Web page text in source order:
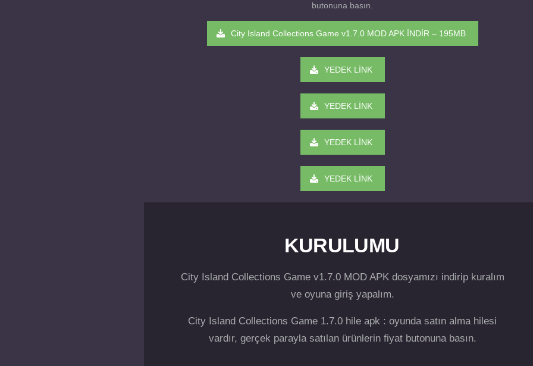
butonuna basın.
City Island Collections Game v1.7.0 MOD APK İNDİR – 195MB
YEDEK LİNK
YEDEK LİNK
YEDEK LİNK
YEDEK LİNK
KURULUMU
City Island Collections Game v1.7.0 MOD APK dosyamızı indirip kuralım
ve oyuna giriş yapalım.
City Island Collections Game 1.7.0 hile apk : oyunda satın alma hilesi
vardır, gerçek parayla satılan ürünlerin fiyat butonuna basın.